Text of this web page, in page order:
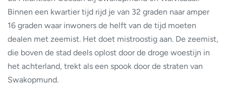
Binnen een kwartier tijd rijd je van 32 graden naar amper
16 graden waar inwoners de helft van de tijd moeten
dealen met zeemist. Het doet mistroostig aan. De zeemist,
die boven de stad deels oplost door de droge woestijn in
het achterland, trekt als een spook door de straten van
Swakopmund.